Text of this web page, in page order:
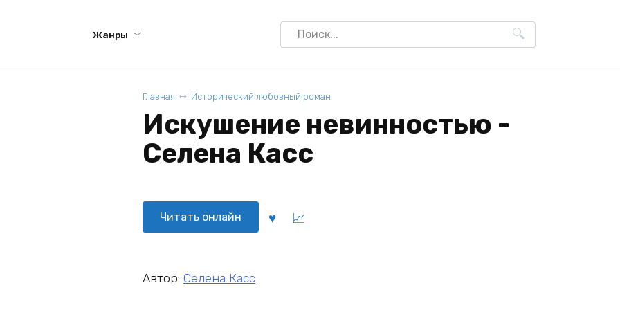
Жанры
Search
for:
Главная Исторический любовный роман
Искушение невинностью -
Селена Касс
Читать онлайн
Автор: Селена Касс